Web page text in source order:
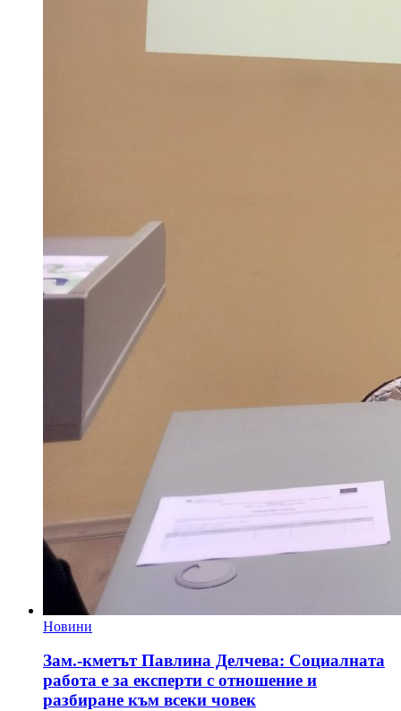
Новини
Зам.-кметът Павлина Делчева: Социалната
работа е за експерти с отношение и
разбиране към всеки човек